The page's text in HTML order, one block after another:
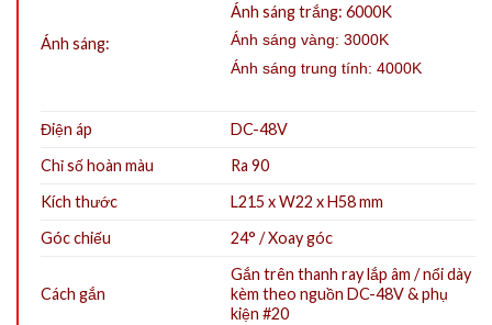
Ánh sáng:
Ánh sáng trắng: 6000K
Ánh sáng vàng: 3000K
Ánh sáng trung tính: 4000K
Điện áp
DC-48V
Chỉ số hoàn màu
Ra 90
Kích thước
L215 x W22 x H58 mm
Góc chiếu
24° / Xoay góc
Cách gắn
Gắn trên thanh raylắp âm / nổidày
kèm theonguồn DC-48V&phụ
kiện #20